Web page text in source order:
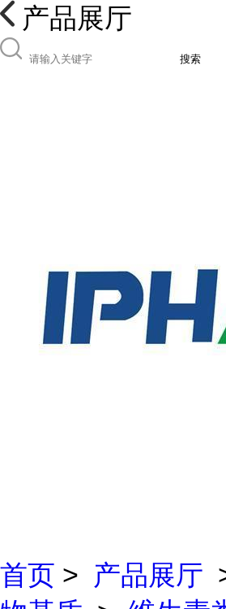
产品展厅
搜索
首页 > 产品展厅